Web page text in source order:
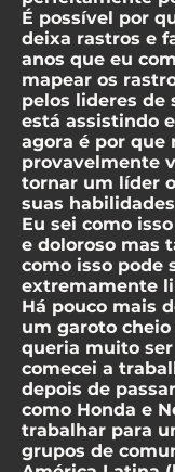
É possível por
deixa rastros e
anos que eu
mapear os
pelos lideres de
está assistindo
agora é por que
provavelmente
tornar um líder
suas
Eu sei como
e doloroso mas
como isso pode
extremamente
Há pouco mais
um garoto cheio
queria muito
comecei a
depois de
como Honda e
trabalhar para
grupos de